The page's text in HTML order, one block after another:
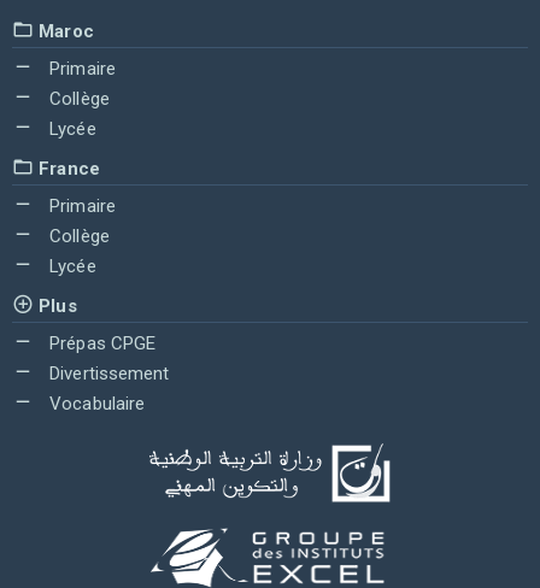
Maroc
Primaire
Collège
Lycée
France
Primaire
Collège
Lycée
Plus
Prépas CPGE
Divertissement
Vocabulaire